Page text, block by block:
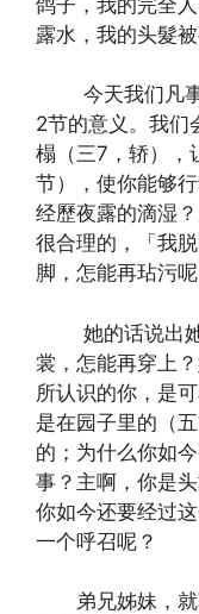
露水，我的头髮被
今天我们凡事
2节的意义。我们
榻（三7，轿），
节），使你能够
经歷夜露的滴湿
很合理的，「我
脚，怎能再玷污呢
她的话说出她
裳，怎能再穿上
所认识的你，是
是在园子里的（
的；为什么你如
事？主啊，你是
你如今还要经过
一个呼召呢？
弟兄姊妹，就